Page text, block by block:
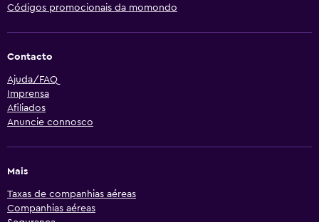
Códigos promocionais da momondo
Contacto
Ajuda/FAQ
Imprensa
Afiliados
Anuncie connosco
Mais
Taxas de companhias aéreas
Companhias aéreas